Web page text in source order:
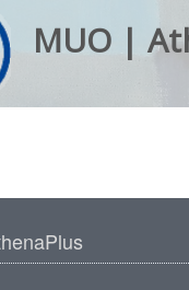
MUO |